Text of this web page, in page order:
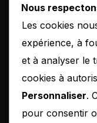
contact@b-
NEWSLETTER
Nous
Les cookies
expérience, à
et à analyser le
cookies à
Personnaliser.
pour consentir